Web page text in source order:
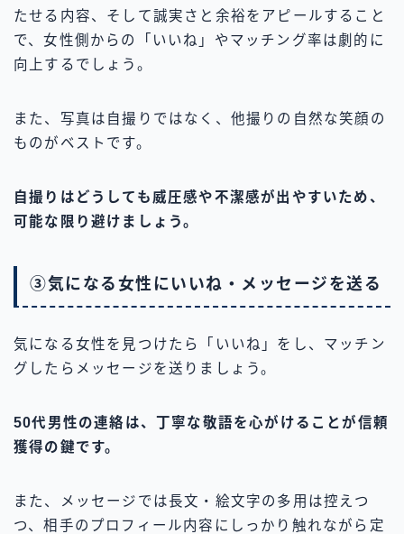
たせる内容、そして誠実さと余裕をアピールすること
で、女性側からの「いいね」やマッチング率は劇的に
向上するでしょう。
また、写真は自撮りではなく、他撮りの自然な笑顔の
ものがベストです。
自撮りはどうしても威圧感や不潔感が出やすいため、
可能な限り避けましょう。
③気になる女性にいいね・メッセージを送る
気になる女性を見つけたら「いいね」をし、マッチン
グしたらメッセージを送りましょう。
50代男性の連絡は、丁寧な敬語を心がけることが信頼
獲得の鍵です。
また、メッセージでは長文・絵文字の多用は控えつ
つ、相手のプロフィール内容にしっかり触れながら定